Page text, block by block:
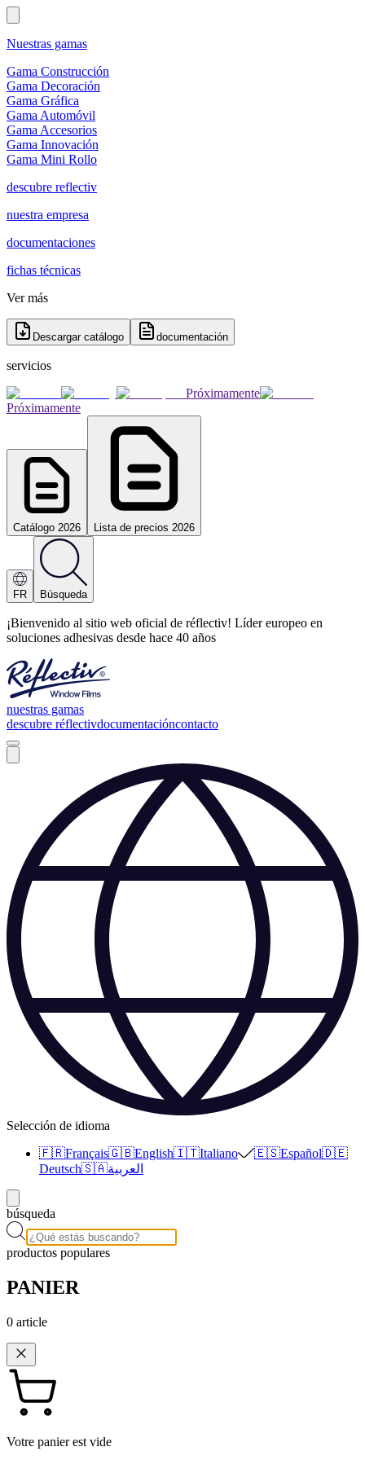
Nuestras gamas
Gama Construcción
Gama Decoración
Gama Gráfica
Gama Automóvil
Gama Accesorios
Gama Innovación
Gama Mini Rollo
descubre reflectiv
nuestra empresa
documentaciones
fichas técnicas
Ver más
Descargar catálogo documentación
servicios
Próximamente
Próximamente
Catálogo 2026 Lista de precios 2026
FR Búsqueda
¡Bienvenido al sitio web oficial de réflectiv! Líder europeo en
soluciones adhesivas desde hace 40 años
nuestras gamas
descubre réflectivdocumentacióncontacto
Selección de idioma
🇫🇷Français🇬🇧English🇮🇹Italiano 🇪🇸Español🇩🇪
Deutsch🇸🇦العربية
búsqueda
productos populares
PANIER
0 article
Votre panier est vide